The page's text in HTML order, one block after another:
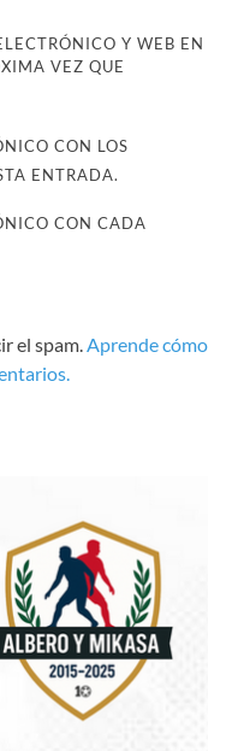
Y WEB EN
VEZ QUE
CON LOS
ENTRADA.
CON CADA
el spam. Aprende cómo